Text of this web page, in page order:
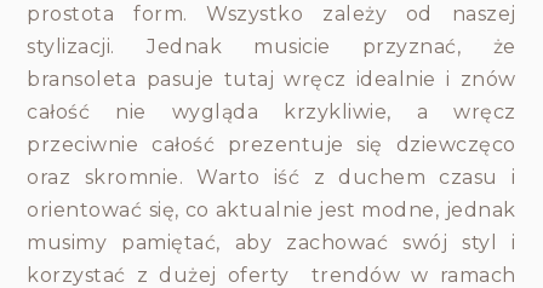
prostota form. Wszystko zależy od naszej
stylizacji. Jednak musicie przyznać, że
bransoleta pasuje tutaj wręcz idealnie i znów
całość nie wygląda krzykliwie, a wręcz
przeciwnie całość prezentuje się dziewczęco
oraz skromnie. Warto iść z duchem czasu i
orientować się, co aktualnie jest modne, jednak
musimy pamiętać, aby zachować swój styl i
korzystać z dużej oferty trendów w ramach